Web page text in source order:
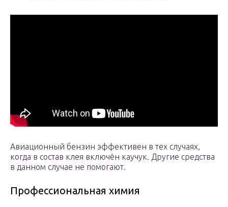
Авиационный бензин эффективен в тех случаях,
когда в состав клея включён каучук. Другие средства
в данном случае не помогают.
Профессиональная химия